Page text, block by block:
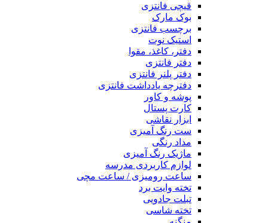
قیچی فانتزی
بوک مارک
برچسب فانتزی
استیک نوت
دفتر، کاغذ، مقوا
دفتر فانتزی
دفتر پلنر فانتزی
دفترچه یادداشت فانتزی
پوشه و کاور
کارت پستال
ابزار نقاشی
ست رنگ آمیزی
مداد رنگی
ماژیک رنگ آمیزی
لوازم کاربردی مدرسه
ساعت رومیزی / ساعت مچی
تخته وایت برد
تبلت جادویی
تخته شاسی